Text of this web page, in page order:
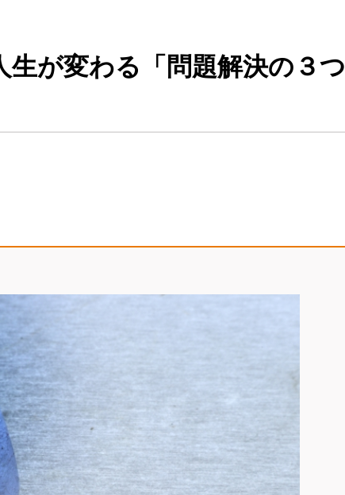
が変わる「問題解決の３つ